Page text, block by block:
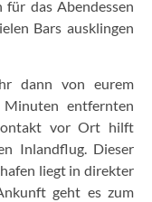
für das Abendessen
Bars ausklingen
dann von eurem
entfernten
vor Ort hilft
Inlandflug. Dieser
liegt in direkter
geht es zum